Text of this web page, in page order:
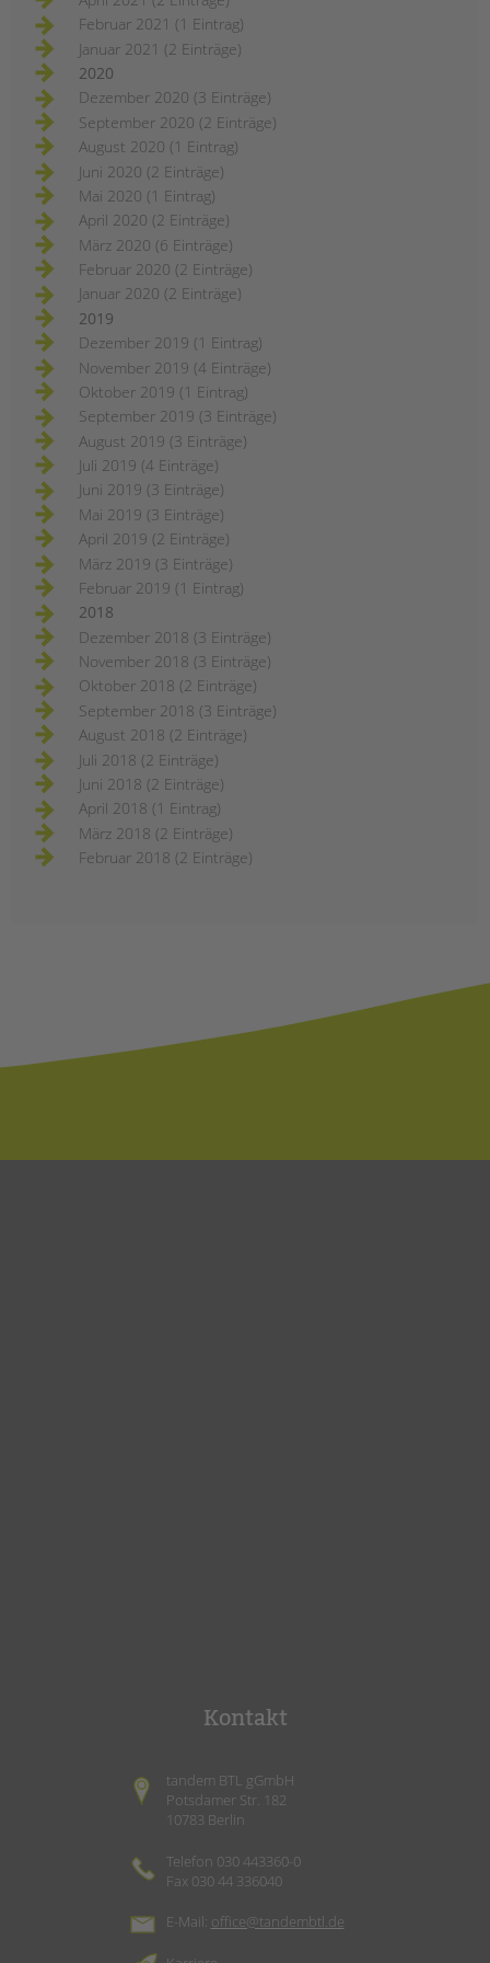
Februar 2021 (1 Eintrag)
Januar 2021 (2 Einträge)
2020
Dezember 2020 (3 Einträge)
September 2020 (2 Einträge)
August 2020 (1 Eintrag)
Juni 2020 (2 Einträge)
Mai 2020 (1 Eintrag)
April 2020 (2 Einträge)
März 2020 (6 Einträge)
Februar 2020 (2 Einträge)
Januar 2020 (2 Einträge)
2019
Dezember 2019 (1 Eintrag)
November 2019 (4 Einträge)
Oktober 2019 (1 Eintrag)
September 2019 (3 Einträge)
August 2019 (3 Einträge)
Juli 2019 (4 Einträge)
Juni 2019 (3 Einträge)
Mai 2019 (3 Einträge)
April 2019 (2 Einträge)
März 2019 (3 Einträge)
Februar 2019 (1 Eintrag)
2018
Dezember 2018 (3 Einträge)
November 2018 (3 Einträge)
Oktober 2018 (2 Einträge)
September 2018 (3 Einträge)
August 2018 (2 Einträge)
Juli 2018 (2 Einträge)
Juni 2018 (2 Einträge)
April 2018 (1 Eintrag)
März 2018 (2 Einträge)
Februar 2018 (2 Einträge)
Kontakt
tandem BTL gGmbH
Potsdamer Str. 182
10783 Berlin
Telefon 030 443360-0
Fax 030 44 336040
E-Mail: office@tandembtl.de